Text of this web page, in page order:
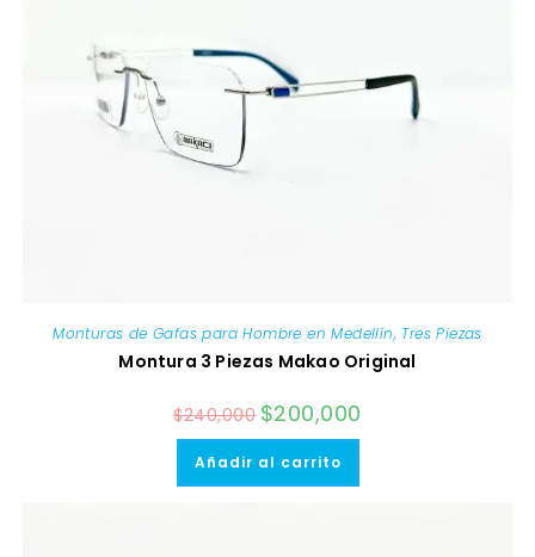
Monturas de Gafas para Hombre en Medellín, Tres Piezas
Montura 3 Piezas Makao Original
$240,000 El
precio
original
era:
$200,000
Añadir al carrito